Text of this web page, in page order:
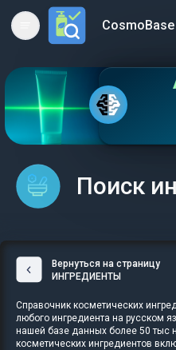
Open main menuCosmoBase
Поиск
Вернуться на страницу
ИНГРЕДИЕНТЫ
Справочник косметических
любого ингредиента на русском
нашей базе данных более 50 тыс
косметических ингредиентов